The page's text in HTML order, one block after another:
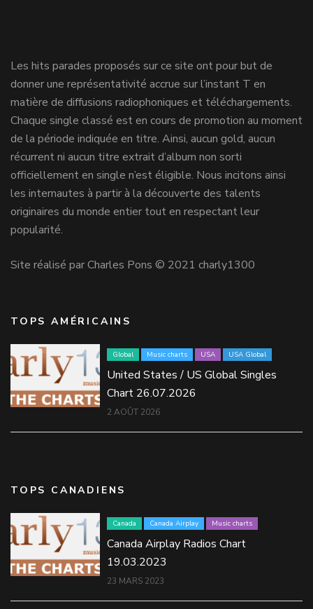
Les hits parades proposés sur ce site ont pour but de
donner une représentativité accrue sur l’instant T en
matière de diffusions radiophoniques et téléchargements.
Chaque single classé est en cours de promotion au moment
de la période indiquée en titre. Ainsi, aucun gold, aucun
récurrent ni aucun titre extrait d’album non sorti
officiellement en single n’est éligible. Nous incitons ainsi
les internautes à partir à la découverte des talents
originaires du monde entier tout en respectant leur
popularité.
Site réalisé par Charles Pons © 2021 charly1300
TOPS AMÉRICAINS
Global Music charts USA USA Global
United States / US Global Singles
Chart 26.07.2026
2 AOÛT 2026
TOPS CANADIENS
Canada Canada Airplay Music charts
Canada Airplay Radios Chart
19.03.2023
23 MARS 2023